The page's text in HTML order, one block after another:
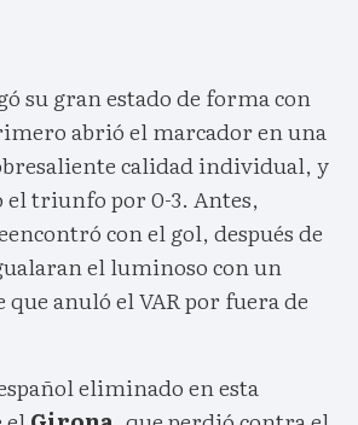
su gran estado de forma con
abrió el marcador en una
calidad individual, y
el triunfo por 0-3. Antes,
con el gol, después de
el luminoso con un
anuló el VAR por fuera de
eliminado en esta